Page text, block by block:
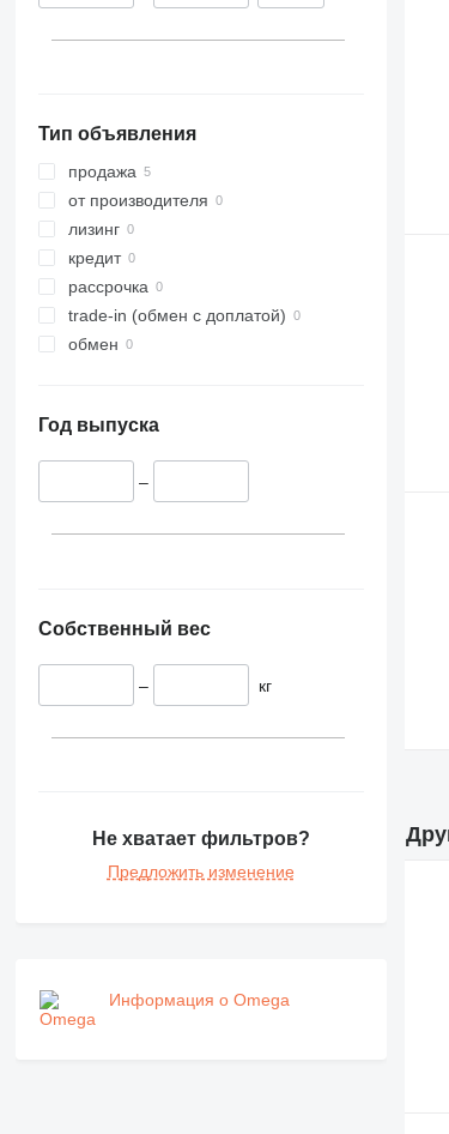
Тип объявления
продажа
от производителя
лизинг
кредит
рассрочка
trade-in (обмен с доплатой)
обмен
Год выпуска
–
Собственный вес
– кг
Не хватает фильтров?
Предложить изменение
Информация о Omega